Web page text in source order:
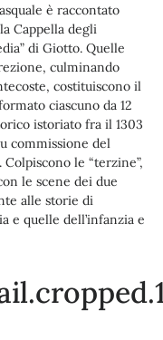
è raccontato
Cappella degli
di Giotto. Quelle
culminando
costituiscono il
ciascuno da 12
istoriato fra il 1303
commissione del
le “terzine”,
le scene dei due
alle storie di
e quelle dell’infanzia e